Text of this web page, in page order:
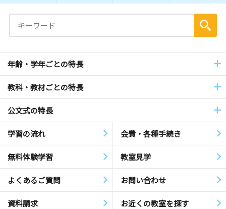
年齢・学年ごとの特長
教科・教材ごとの特長
公文式の特長
学習の流れ 会費・各種手続き
無料体験学習 教室見学
よくあるご質問 お問い合わせ
資料請求 お近くの教室を探す